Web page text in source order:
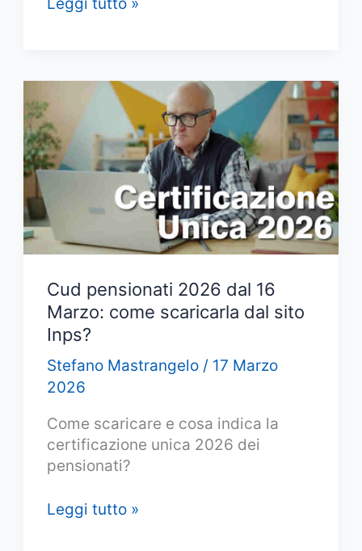
OBIS
M
2026?
A
cosa
Cud pensionati 2026 dal 16
Marzo: come scaricarla dal sito
Inps?
Stefano Mastrangelo/ 17 Marzo
2026
Come scaricare e cosa indica la
certificazione unica 2026 dei
pensionati?
Cud
Leggi tutto »